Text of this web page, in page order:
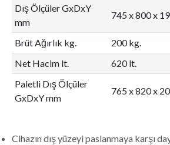
Dış Ölçüler GxDxY
mm
745 x 800 x
Brüt Ağırlık kg.
200 kg.
Net Hacim lt.
620 lt.
Paletli Dış Ölçüler
GxDxY mm
765 x 820 x
Cihazın dış yüzeyi paslanmaya karşı